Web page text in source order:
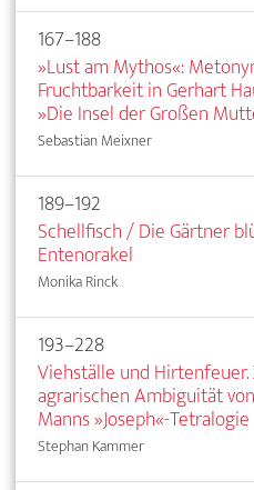
167–188
»Lust am Mythos«:
Fruchtbarkeit in Gerhart
»Die Insel der Großen
Sebastian Meixner
189–192
Schellfisch / Die Gärtner
Entenorakel
Monika Rinck
193–228
Viehställe und
agrarischen Ambiguität
Manns »Joseph«-Tetralogie
Stephan Kammer